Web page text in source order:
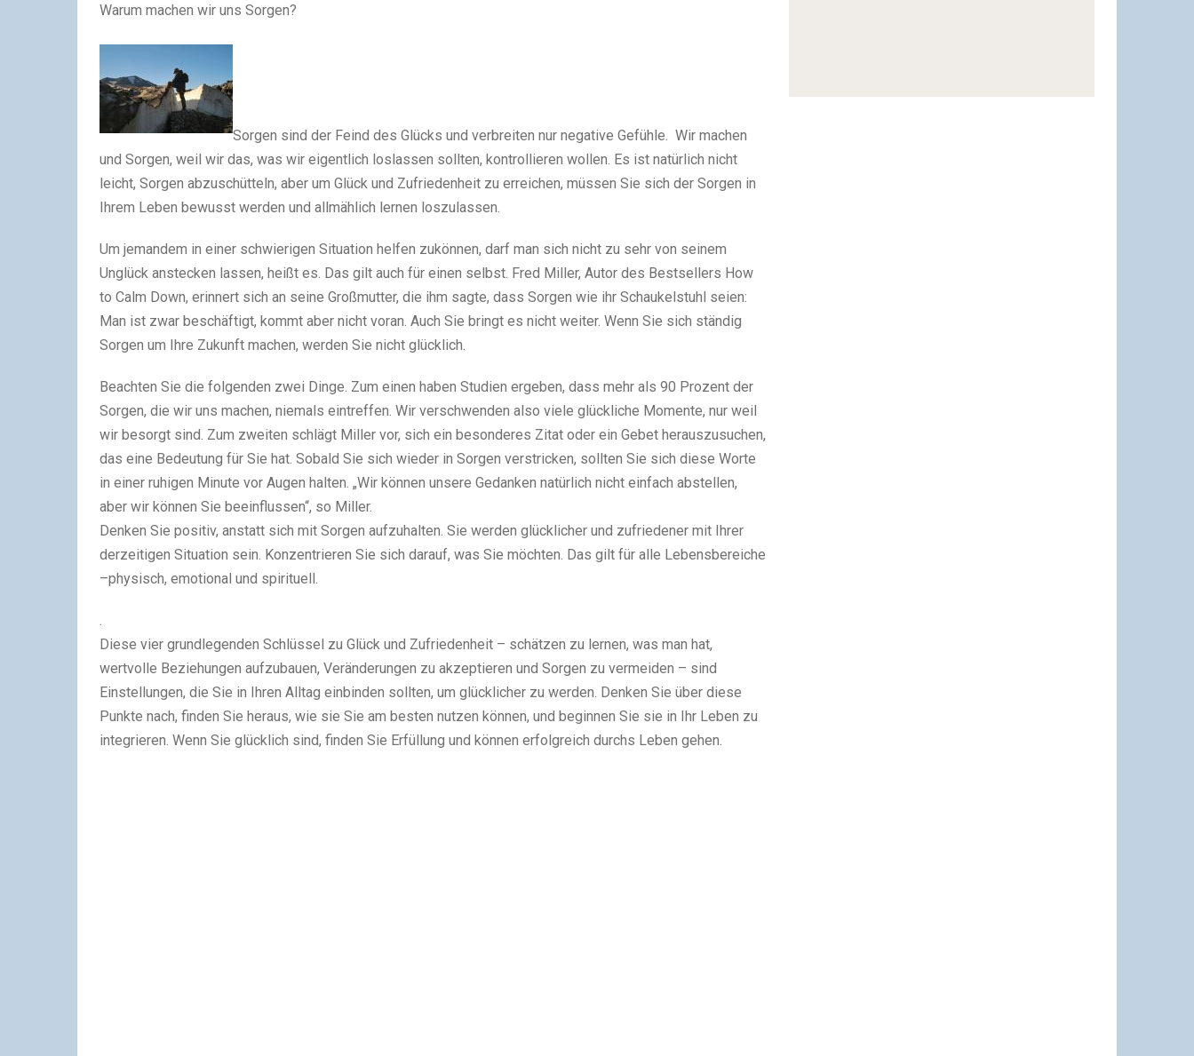
Warum machen wir uns Sorgen?
Sorgen sind der Feind des Glücks und verbreiten nur negative Gefühle. Wir machen
und Sorgen, weil wir das, was wir eigentlich loslassen sollten, kontrollieren wollen. Es ist natürlich nicht
leicht, Sorgen abzuschütteln, aber um Glück und Zufriedenheit zu erreichen, müssen Sie sich der Sorgen in
Ihrem Leben bewusst werden und allmählich lernen loszulassen.
Um jemandem in einer schwierigen Situation helfen zukönnen, darf man sich nicht zu sehr von seinem
Unglück anstecken lassen, heißt es. Das gilt auch für einen selbst. Fred Miller, Autor des Bestsellers How
to Calm Down, erinnert sich an seine Großmutter, die ihm sagte, dass Sorgen wie ihr Schaukelstuhl seien:
Man ist zwar beschäftigt, kommt aber nicht voran. Auch Sie bringt es nicht weiter. Wenn Sie sich ständig
Sorgen um Ihre Zukunft machen, werden Sie nicht glücklich.
Beachten Sie die folgenden zwei Dinge. Zum einen haben Studien ergeben, dass mehr als 90 Prozent der
Sorgen, die wir uns machen, niemals eintreffen. Wir verschwenden also viele glückliche Momente, nur weil
wir besorgt sind. Zum zweiten schlägt Miller vor, sich ein besonderes Zitat oder ein Gebet herauszusuchen,
das eine Bedeutung für Sie hat. Sobald Sie sich wieder in Sorgen verstricken, sollten Sie sich diese Worte
in einer ruhigen Minute vor Augen halten. „Wir können unsere Gedanken natürlich nicht einfach abstellen,
aber wir können Sie beeinflussen“, so Miller.
Denken Sie positiv, anstatt sich mit Sorgen aufzuhalten. Sie werden glücklicher und zufriedener mit Ihrer
derzeitigen Situation sein. Konzentrieren Sie sich darauf, was Sie möchten. Das gilt für alle Lebensbereiche
–physisch, emotional und spirituell.
.
Diese vier grundlegenden Schlüssel zu Glück und Zufriedenheit – schätzen zu lernen, was man hat,
wertvolle Beziehungen aufzubauen, Veränderungen zu akzeptieren und Sorgen zu vermeiden – sind
Einstellungen, die Sie in Ihren Alltag einbinden sollten, um glücklicher zu werden. Denken Sie über diese
Punkte nach, finden Sie heraus, wie sie Sie am besten nutzen können, und beginnen Sie sie in Ihr Leben zu
integrieren. Wenn Sie glücklich sind, finden Sie Erfüllung und können erfolgreich durchs Leben gehen.